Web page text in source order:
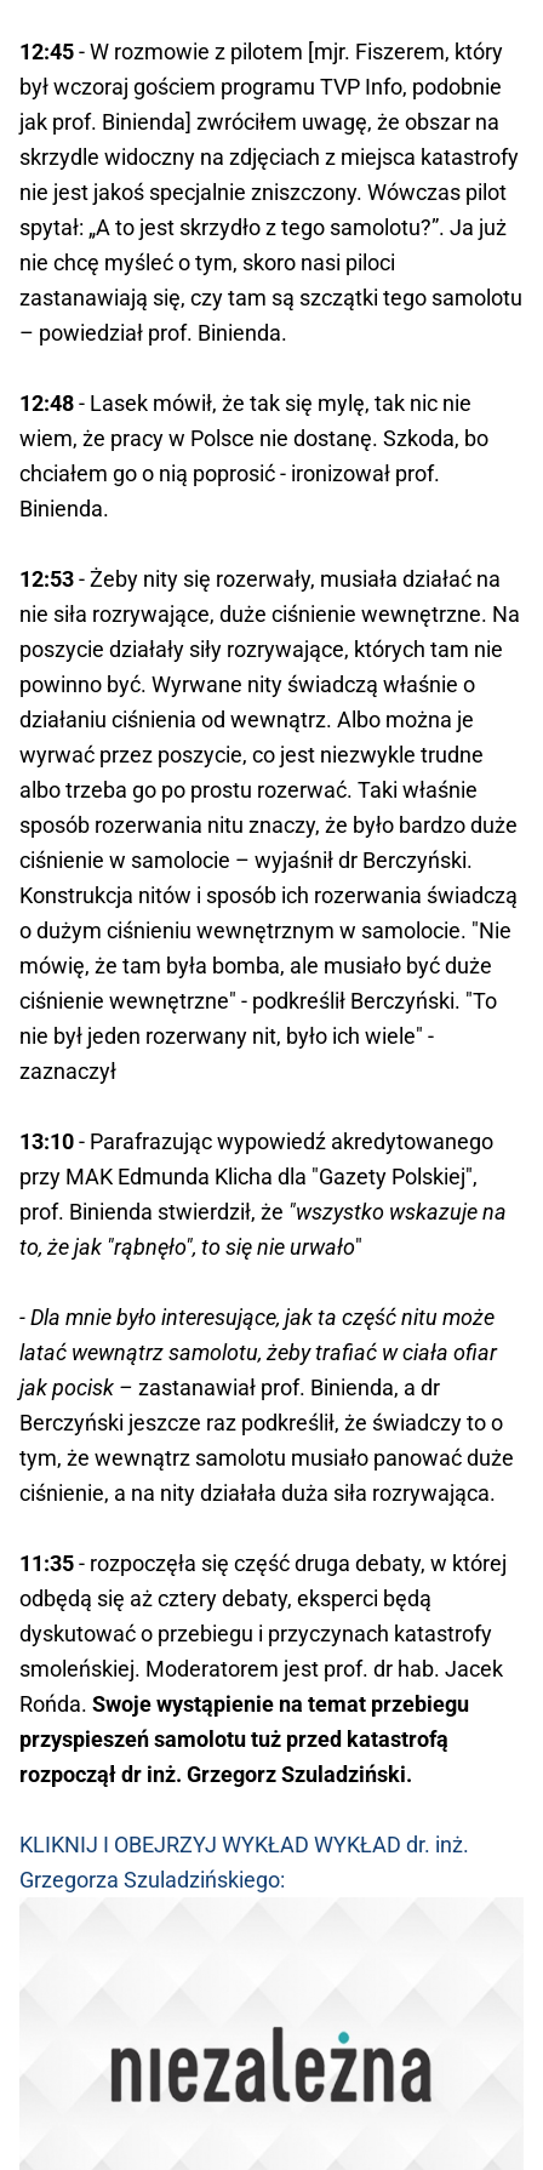
12:45- W rozmowie z pilotem [mjr. Fiszerem, który
był wczoraj gościem programu TVP Info, podobnie
jak prof. Binienda] zwróciłem uwagę, że obszar na
skrzydle widoczny na zdjęciach z miejsca katastrofy
nie jest jakoś specjalnie zniszczony. Wówczas pilot
spytał: „A to jest skrzydło z tego samolotu?”. Ja już
nie chcę myśleć o tym, skoro nasi piloci
zastanawiają się, czy tam są szczątki tego samolotu
– powiedział prof. Binienda.
12:48- Lasek mówił, że tak się mylę, tak nic nie
wiem, że pracy w Polsce nie dostanę. Szkoda, bo
chciałem go o nią poprosić - ironizował prof.
Binienda.
12:53- Żeby nity się rozerwały, musiała działać na
nie siła rozrywające, duże ciśnienie wewnętrzne. Na
poszycie działały siły rozrywające, których tam nie
powinno być. Wyrwane nity świadczą właśnie o
działaniu ciśnienia od wewnątrz. Albo można je
wyrwać przez poszycie, co jest niezwykle trudne
albo trzeba go po prostu rozerwać. Taki właśnie
sposób rozerwania nitu znaczy, że było bardzo duże
ciśnienie w samolocie – wyjaśnił dr Berczyński.
Konstrukcja nitów i sposób ich rozerwania świadczą
o dużym ciśnieniu wewnętrznym w samolocie. "Nie
mówię, że tam była bomba, ale musiało być duże
ciśnienie wewnętrzne" - podkreślił Berczyński. "To
nie był jeden rozerwany nit, było ich wiele" -
zaznaczył
13:10- Parafrazując wypowiedź akredytowanego
przy MAK Edmunda Klicha dla "Gazety Polskiej",
prof. Binienda stwierdził, że "wszystko wskazuje na
to, że jak "rąbnęło", to się nie urwało"
- Dla mnie było interesujące, jak ta część nitu może
latać wewnątrz samolotu, żeby trafiać w ciała ofiar
jak pocisk – zastanawiał prof. Binienda, a dr
Berczyński jeszcze raz podkreślił, że świadczy to o
tym, że wewnątrz samolotu musiało panować duże
ciśnienie, a na nity działała duża siła rozrywająca.
11:35- rozpoczęła się część druga debaty, w której
odbędą się aż cztery debaty, eksperci będą
dyskutować o przebiegu i przyczynach katastrofy
smoleńskiej. Moderatorem jest prof. dr hab. Jacek
Rońda. Swoje wystąpienie na temat przebiegu
przyspieszeń samolotu tuż przed katastrofą
rozpoczął dr inż. Grzegorz Szuladziński.
KLIKNIJ I OBEJRZYJ WYKŁAD WYKŁAD dr. inż.
Grzegorza Szuladzińskiego: